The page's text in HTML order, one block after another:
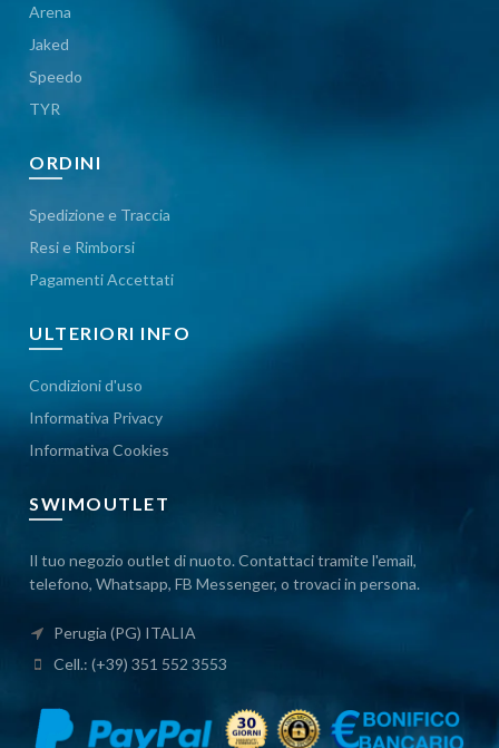
Arena
Jaked
Speedo
TYR
ORDINI
Spedizione e Traccia
Resi e Rimborsi
Pagamenti Accettati
ULTERIORI INFO
Condizioni d'uso
Informativa Privacy
Informativa Cookies
SWIMOUTLET
Il tuo negozio outlet di nuoto. Contattaci tramite l'email,
telefono, Whatsapp, FB Messenger, o trovaci in persona.
Perugia (PG) ITALIA
Cell.: (+39) 351 552 3553